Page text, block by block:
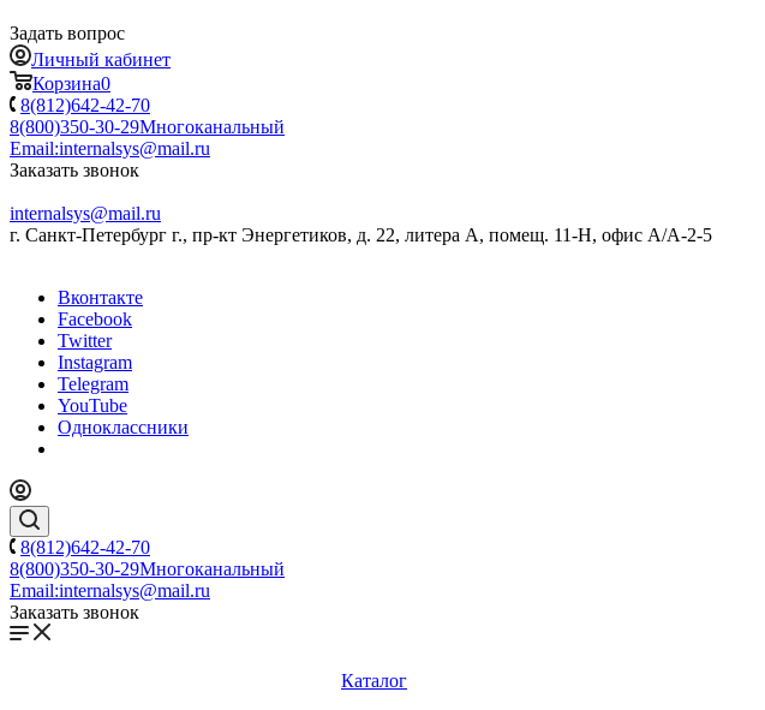
Задать вопрос
Личный кабинет
Корзина0
8(812)642-42-70
8(800)350-30-29Многоканальный
Email:internalsys@mail.ru
Заказать звонок
internalsys@mail.ru
г. Санкт-Петербург г., пр-кт Энергетиков, д. 22, литера А, помещ. 11-Н, офис А/А-2-5
Вконтакте
Facebook
Twitter
Instagram
Telegram
YouTube
Одноклассники
8(812)642-42-70
8(800)350-30-29Многоканальный
Email:internalsys@mail.ru
Заказать звонок
Каталог